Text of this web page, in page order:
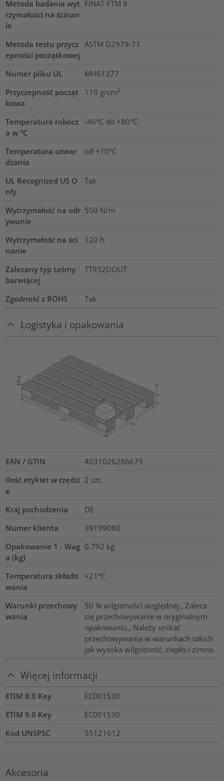
Metoda badania wyt
rzymałości na ścinan
ie
FINAT FTM 8
Metoda testu przycz
epności początkowej
ASTM D2979-71
Numer pliku UL
MH61377
Przyczepność począt
kowa
110 g/cm²
Temperatura robocz
a w °C
-40°C do +80°C
Temperatura utwar
dzania
od +10°C
UL Recognized US O
nly
Tak
Wytrzymałość na odr
ywanie
550 N/m
Wytrzymałość na ści
nanie
120 h
Zalecany typ taśmy
barwiącej
TT932DOUT
Zgodność z ROHS Tak
Logistyka i opakowania
EAN / GTIN
4031026286679
Ilość etykiet w rzędzi
e
2 szt.
Kraj pochodzenia
DE
Numer klienta
39199080
Opakowanie 1 - Wag
a (kg)
0.792 kg
Temperatura składo
wania
+21°C
Warunki przechowy
wania
50 % wilgotności względnej., Zaleca
się przechowywanie w oryginalnym
opakowaniu., Należy unikać
przechowywania w warunkach takich
jak wysoka wilgotność, ciepło i zimno.
Więcej informacji
ETIM 8.0 Key
EC001530
ETIM 9.0 Key
EC001530
Kod UNSPSC
55121612
Akcesoria